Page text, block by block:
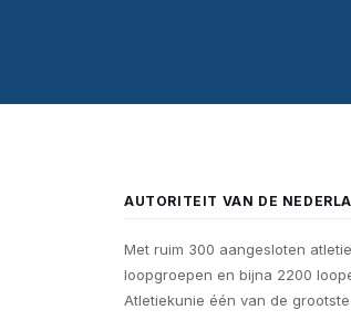
AUTORITEIT VAN DE
Met ruim 300 aangesloten
loopgroepen en bijna 2200
Atletiekunie één van de